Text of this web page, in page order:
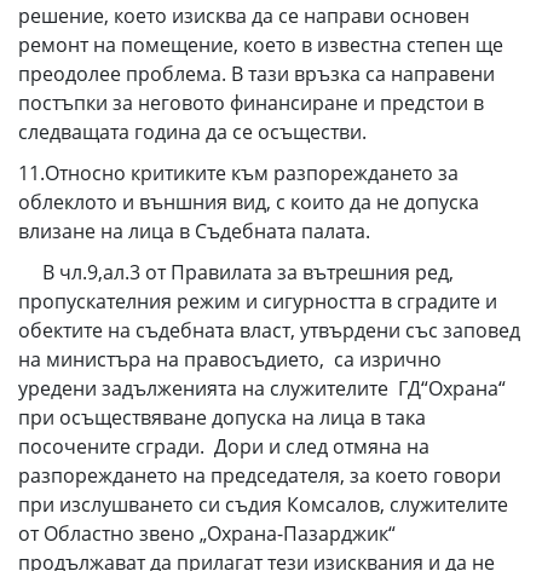
решение, което изисква да се направи основен
ремонт на помещение, което в известна степен ще
преодолее проблема. В тази връзка са направени
постъпки за неговото финансиране и предстои в
следващата година да се осъществи.
11.Относно критиките към разпореждането за
облеклото и външния вид, с които да не допуска
влизане на лица в Съдебната палата.
В чл.9,ал.3 от Правилата за вътрешния ред,
пропускателния режим и сигурността в сградите и
обектите на съдебната власт, утвърдени със заповед
на министъра на правосъдието, са изрично
уредени задълженията на служителите ГД“Охрана“
при осъществяване допуска на лица в така
посочените сгради. Дори и след отмяна на
разпореждането на председателя, за което говори
при изслушването си съдия Комсалов, служителите
от Областно звено „Охрана-Пазарджик“
продължават да прилагат тези изисквания и да не